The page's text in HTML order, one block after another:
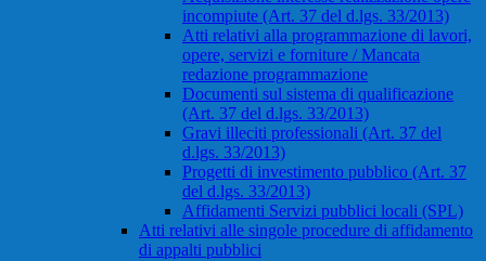
incompiute (Art. 37 del d.lgs. 33/2013)
Atti relativi alla programmazione di lavori,
opere, servizi e forniture / Mancata
redazione programmazione
Documenti sul sistema di qualificazione
(Art. 37 del d.lgs. 33/2013)
Gravi illeciti professionali (Art. 37 del
d.lgs. 33/2013)
Progetti di investimento pubblico (Art. 37
del d.lgs. 33/2013)
Affidamenti Servizi pubblici locali (SPL)
Atti relativi alle singole procedure di affidamento
di appalti pubblici